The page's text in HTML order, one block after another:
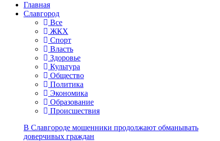
Главная
Славгород
Все
ЖКХ
Спорт
Власть
Здоровье
Культура
Общество
Политика
Экономика
Образование
Происшествия
В Славгороде мошенники продолжают обманывать
доверчивых граждан